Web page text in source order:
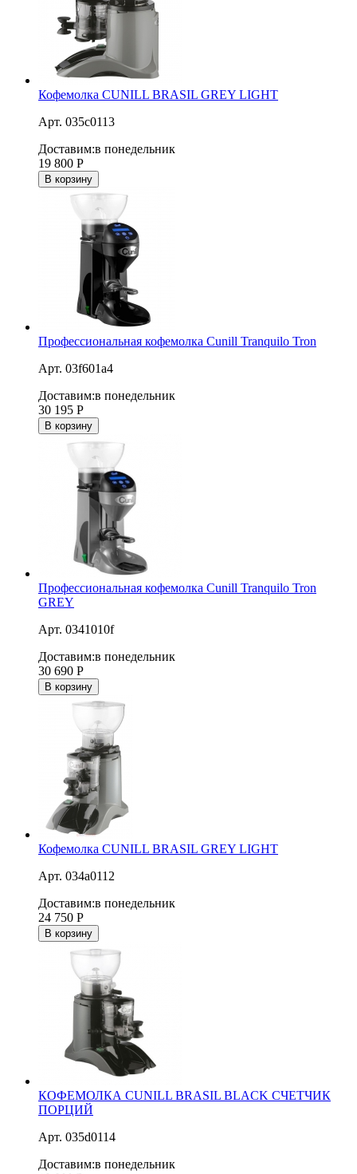
Кофемолка CUNILL BRASIL GREY LIGHT
Арт. 035c0113
Доставим:в понедельник
19 800 Р
В корзину
Профессиональная кофемолка Cunill Tranquilo Tron
Арт. 03f601a4
Доставим:в понедельник
30 195 Р
В корзину
Профессиональная кофемолка Cunill Tranquilo Tron
GREY
Арт. 0341010f
Доставим:в понедельник
30 690 Р
В корзину
Кофемолка CUNILL BRASIL GREY LIGHT
Арт. 034a0112
Доставим:в понедельник
24 750 Р
В корзину
КОФЕМОЛКА CUNILL BRASIL BLACK СЧЕТЧИК
ПОРЦИЙ
Арт. 035d0114
Доставим:в понедельник